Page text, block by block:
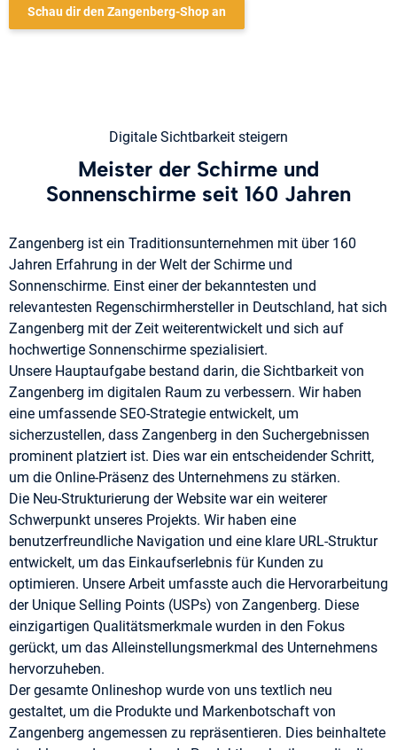
Schau dir den Zangenberg-Shop an
Digitale Sichtbarkeit steigern
Meister der Schirme und
Sonnenschirme seit 160 Jahren
Zangenberg ist ein Traditionsunternehmen mit über 160
Jahren Erfahrung in der Welt der Schirme und
Sonnenschirme. Einst einer der bekanntesten und
relevantesten Regenschirmhersteller in Deutschland, hat sich
Zangenberg mit der Zeit weiterentwickelt und sich auf
hochwertige Sonnenschirme spezialisiert.
Unsere Hauptaufgabe bestand darin, die Sichtbarkeit von
Zangenberg im digitalen Raum zu verbessern. Wir haben
eine umfassende SEO-Strategie entwickelt, um
sicherzustellen, dass Zangenberg in den Suchergebnissen
prominent platziert ist. Dies war ein entscheidender Schritt,
um die Online-Präsenz des Unternehmens zu stärken.
Die Neu-Strukturierung der Website war ein weiterer
Schwerpunkt unseres Projekts. Wir haben eine
benutzerfreundliche Navigation und eine klare URL-Struktur
entwickelt, um das Einkaufserlebnis für Kunden zu
optimieren. Unsere Arbeit umfasste auch die Hervorarbeitung
der Unique Selling Points (USPs) von Zangenberg. Diese
einzigartigen Qualitätsmerkmale wurden in den Fokus
gerückt, um das Alleinstellungsmerkmal des Unternehmens
hervorzuheben.
Der gesamte Onlineshop wurde von uns textlich neu
gestaltet, um die Produkte und Markenbotschaft von
Zangenberg angemessen zu repräsentieren. Dies beinhaltete